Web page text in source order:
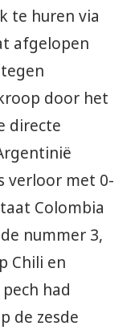
te huren via
afgelopen
door het
directe
verloor met 0-
Colombia
nummer 3,
Chili en
had
de zesde